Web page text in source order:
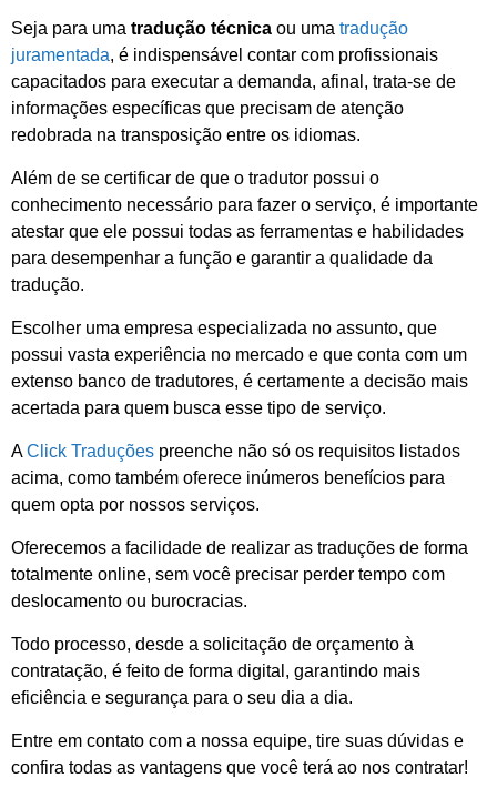
Seja para uma tradução técnica ou uma tradução
juramentada, é indispensável contar com profissionais
capacitados para executar a demanda, afinal, trata-se de
informações específicas que precisam de atenção
redobrada na transposição entre os idiomas.
Além de se certificar de que o tradutor possui o
conhecimento necessário para fazer o serviço, é importante
atestar que ele possui todas as ferramentas e habilidades
para desempenhar a função e garantir a qualidade da
tradução.
Escolher uma empresa especializada no assunto, que
possui vasta experiência no mercado e que conta com um
extenso banco de tradutores, é certamente a decisão mais
acertada para quem busca esse tipo de serviço.
AClick Traduções preenche não só os requisitos listados
acima, como também oferece inúmeros benefícios para
quem opta por nossos serviços.
Oferecemos a facilidade de realizar as traduções de forma
totalmente online, sem você precisar perder tempo com
deslocamento ou burocracias.
Todo processo, desde a solicitação de orçamento à
contratação, é feito de forma digital, garantindo mais
eficiência e segurança para o seu dia a dia.
Entre em contato com a nossa equipe, tire suas dúvidas e
confira todas as vantagens que você terá ao nos contratar!